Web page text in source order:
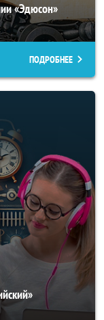
«Эдюсон»
ПОДРОБНЕЕ